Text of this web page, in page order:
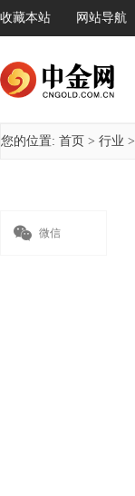
收藏本站 网站导航
您的位置: 首页 > 行业 >
 微信